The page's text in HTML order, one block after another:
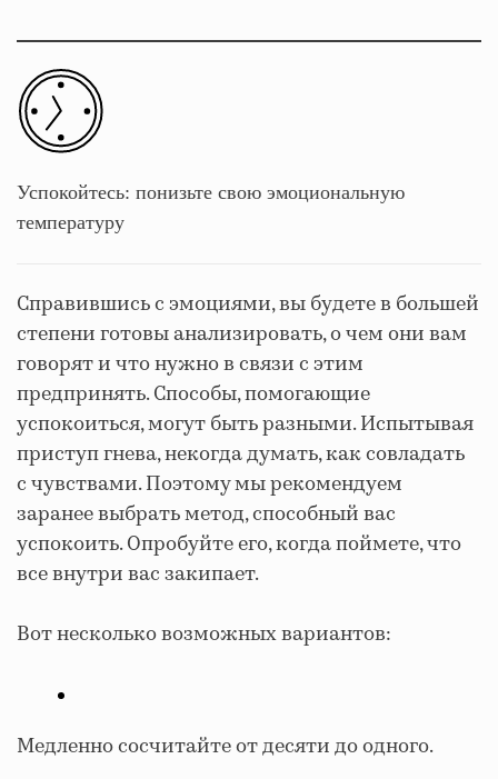
Успокойтесь: понизьте свою эмоциональную
температуру
Справившись с эмоциями, вы будете в большей
степени готовы анализировать, о чем они вам
говорят и что нужно в связи с этим
предпринять. Способы, помогающие
успокоиться, могут быть разными. Испытывая
приступ гнева, некогда думать, как совладать
с чувствами. Поэтому мы рекомендуем
заранее выбрать метод, способный вас
успокоить. Опробуйте его, когда поймете, что
все внутри вас закипает.
Вот несколько возможных вариантов:
Медленно сосчитайте от десяти до одного.